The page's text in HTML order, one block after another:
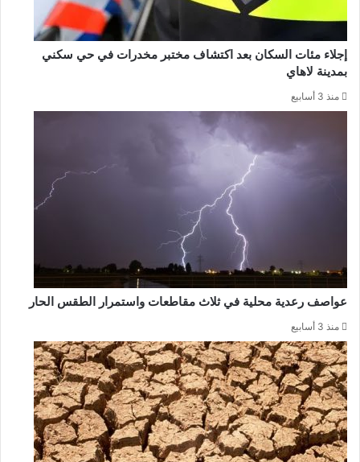
إجلاء مئات السكان بعد اكتشاف مختبر مخدرات في حي سكني
بمدينة لاهاي
منذ 3 أسابيع
عواصف رعدية محلية في ثلاث مقاطعات واستمرار الطقس الحار
منذ 3 أسابيع